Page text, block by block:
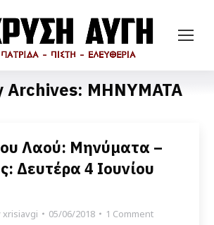
Archives: ΜΗΝΥΜΑΤΑ
Λαού: Μηνύματα –
Δευτέρα 4 Ιουνίου
xrisiavgi 05/06/2018 1 Comment